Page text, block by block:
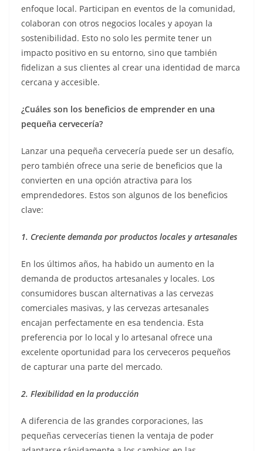
enfoque local. Participan en eventos de la comunidad,
colaboran con otros negocios locales y apoyan la
sostenibilidad. Esto no solo les permite tener un
impacto positivo en su entorno, sino que también
fidelizan a sus clientes al crear una identidad de marca
cercana y accesible.
¿Cuáles son los beneficios de emprender en una
pequeña cervecería?
Lanzar una pequeña cervecería puede ser un desafío,
pero también ofrece una serie de beneficios que la
convierten en una opción atractiva para los
emprendedores. Estos son algunos de los beneficios
clave:
1. Creciente demanda por productos locales y artesanales
En los últimos años, ha habido un aumento en la
demanda de productos artesanales y locales. Los
consumidores buscan alternativas a las cervezas
comerciales masivas, y las cervezas artesanales
encajan perfectamente en esa tendencia. Esta
preferencia por lo local y lo artesanal ofrece una
excelente oportunidad para los cerveceros pequeños
de capturar una parte del mercado.
2. Flexibilidad en la producción
A diferencia de las grandes corporaciones, las
pequeñas cervecerías tienen la ventaja de poder